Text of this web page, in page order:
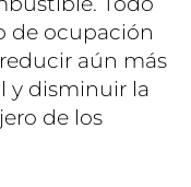
de ocupación
aún más
y disminuir la
de los